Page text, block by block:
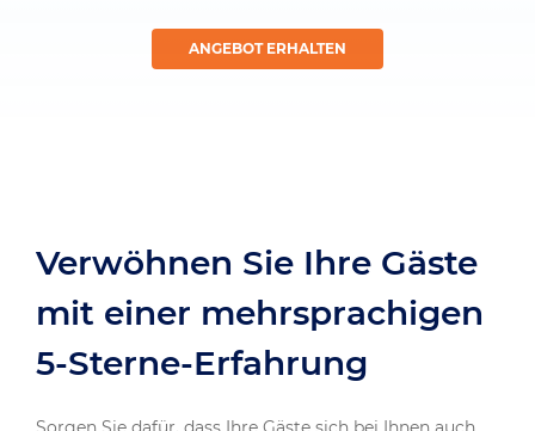
ANGEBOT ERHALTEN
Verwöhnen Sie Ihre Gäste
mit einer mehrsprachigen
5-Sterne-Erfahrung